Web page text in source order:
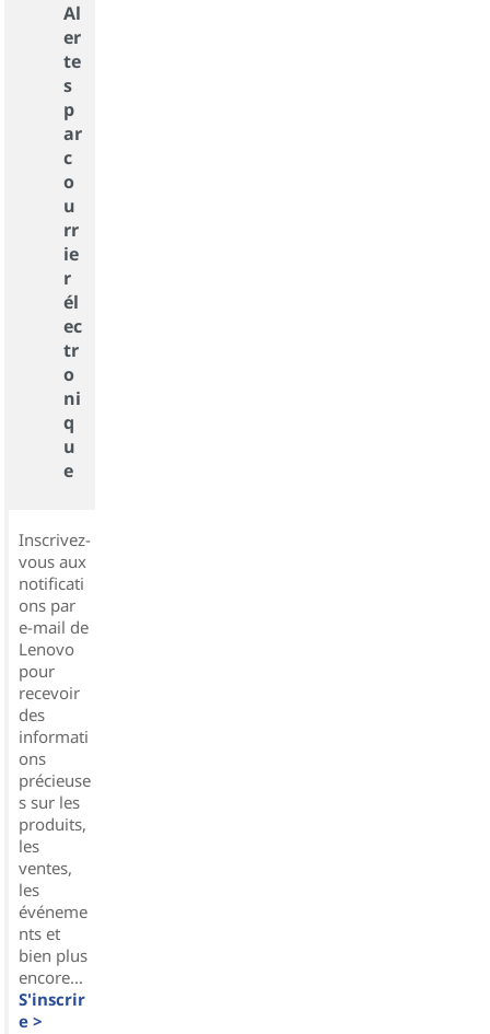
Al
er
te
s
p
ar
c
o
u
rr
ie
r
él
ec
tr
o
ni
q
u
e
Inscrivez-
vous aux
notificati
ons par
e-mail de
Lenovo
pour
recevoir
des
informati
ons
précieuse
s sur les
produits,
les
ventes,
les
événeme
nts et
bien plus
encore...
S'inscrir
e >